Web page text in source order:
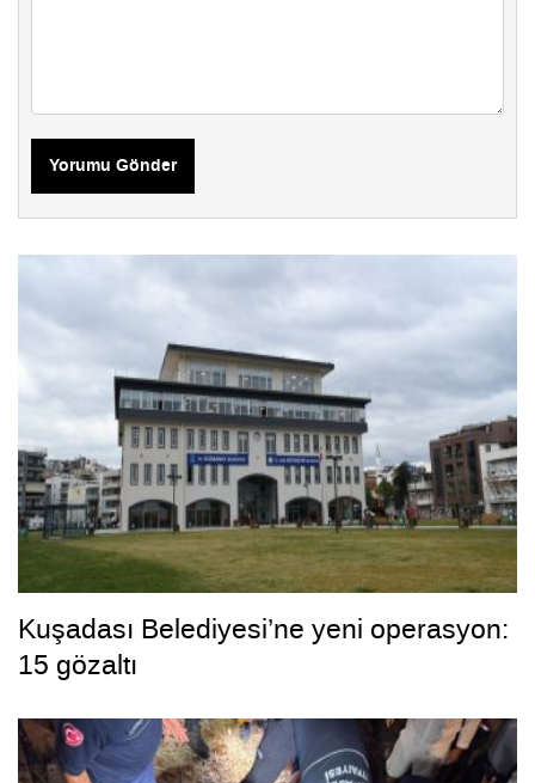
Yorumu Gönder
Kuşadası Belediyesi’ne yeni operasyon:
15 gözaltı